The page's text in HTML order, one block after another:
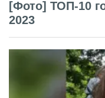
[Фото] ТОП-10
2023